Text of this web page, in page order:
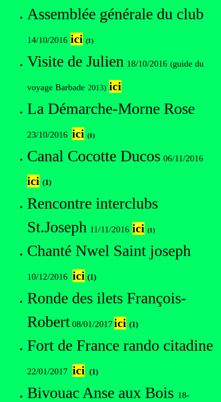
Assemblée générale du club
14/10/2016 ici (1)
Visite de Julien 18/10/2016 (guide du
voyage Barbade 2013) ici
La Démarche-Morne Rose
23/10/2016 ici (1)
Canal Cocotte Ducos 06/11/2016
ici (1)
Rencontre interclubs
St.Joseph 11/11/2016 ici (1)
Chanté Nwel Saint joseph
10/12/2016 ici (1)
Ronde des ilets François-
Robert 08/01/2017ici (1)
Fort de France rando citadine
22/01/2017 ici (1)
Bivouac Anse aux Bois 18-